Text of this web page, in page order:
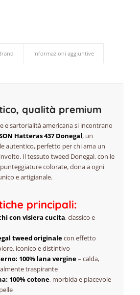
Informazioni aggiuntive
qualità premium
e sartorialità americana si incontrano
Hatteras 437 Donegal, un
autentico, perfetto per chi ama un
Il tessuto tweed Donegal, con le
colorate, dona a ogni
e artigianale.
principali:
con visiera cucita, classico e
tweed originalecon effetto
iconico e distintivo
100% lana vergine– calda,
traspirante
100% cotone, morbida e piacevole